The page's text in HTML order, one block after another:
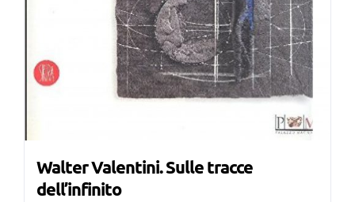
Walter Valentini. Sulle tracce
dell’infinito